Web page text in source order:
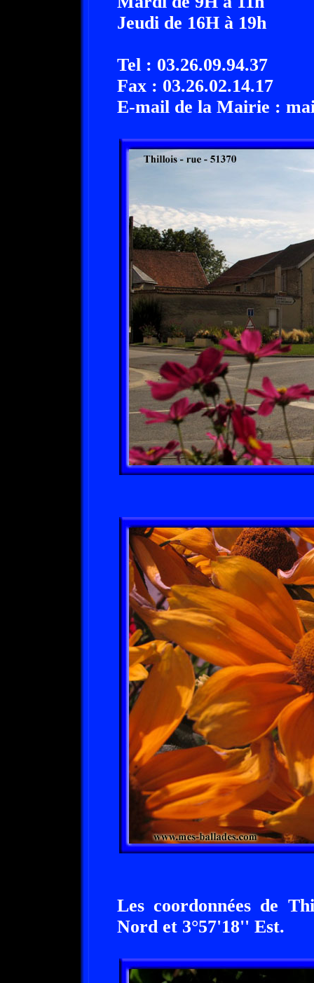
Jeudi de 16H à 19h
Tel : 03.26.09.94.37
Fax : 03.26.02.14.17
E-mail de la Mairie :
Les coordonnées de
Nord et 3°57'18'' Est.